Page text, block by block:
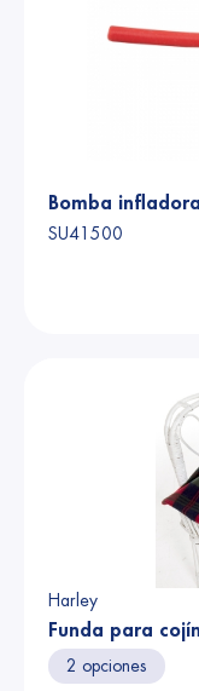
Bomba
SU41500
Harley
Funda para
2 opciones